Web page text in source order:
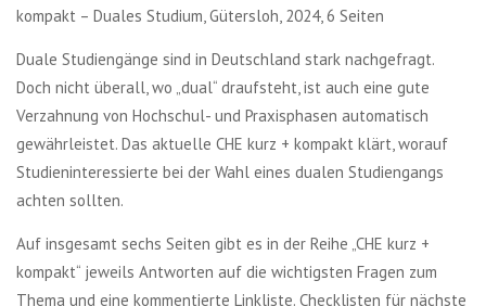
kompakt – Duales Studium, Gütersloh, 2024, 6 Seiten
Duale Studiengänge sind in Deutschland stark nachgefragt.
Doch nicht überall, wo „dual“ draufsteht, ist auch eine gute
Verzahnung von Hochschul- und Praxisphasen automatisch
gewährleistet. Das aktuelle CHE kurz + kompakt klärt, worauf
Studieninteressierte bei der Wahl eines dualen Studiengangs
achten sollten.
Auf insgesamt sechs Seiten gibt es in der Reihe „CHE kurz +
kompakt“ jeweils Antworten auf die wichtigsten Fragen zum
Thema und eine kommentierte Linkliste. Checklisten für nächste